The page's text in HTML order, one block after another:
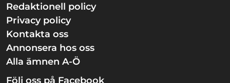
Redaktionell policy
Privacy policy
Kontakta oss
Annonsera hos oss
Alla ämnen A-Ö
Följ oss på Facebook